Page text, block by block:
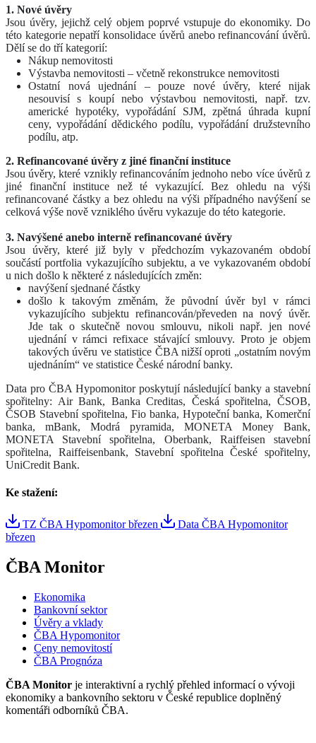
1. Nové úvěry
Jsou úvěry, jejichž celý objem poprvé vstupuje do ekonomiky. Do
této kategorie nepatří konsolidace úvěrů anebo refinancování úvěrů.
Dělí se do tří kategorií:
Nákup nemovitosti
Výstavba nemovitosti – včetně rekonstrukce nemovitosti
Ostatní nová ujednání – pouze nové úvěry, které nijak
nesouvisí s koupí nebo výstavbou nemovitosti, např. tzv.
americké hypotéky, vypořádání SJM, zpětná úhrada kupní
ceny, vypořádání dědického podílu, vypořádání družstevního
podílu, atp.
2. Refinancované úvěry z jiné finanční instituce
Jsou úvěry, které vznikly refinancováním jednoho nebo více úvěrů z
jiné finanční instituce než té vykazující. Bez ohledu na výši
refinancované částky a bez ohledu na výši případného navýšení se
celková výše nově vzniklého úvěru vykazuje do této kategorie.
3. Navýšené anebo interně refinancované úvěry
Jsou úvěry, které již byly v předchozím vykazovaném období
součástí portfolia vykazujícího subjektu, a ve vykazovaném období
u nich došlo k některé z následujících změn:
navýšení sjednané částky
došlo k takovým změnám, že původní úvěr byl v rámci
vykazujícího subjektu refinancován/převeden na nový úvěr.
Jde tak o skutečně novou smlouvu, nikoli např. jen nové
ujednání v rámci refixace stávající smlouvy. Proto je objem
takových úvěru ve statistice ČBA nižší oproti „ostatním novým
ujednáním“ ve statistice České národní banky.
Data pro ČBA Hypomonitor poskytují následující banky a stavební
spořitelny: Air Bank, Banka Creditas, Česká spořitelna, ČSOB,
ČSOB Stavební spořitelna, Fio banka, Hypoteční banka, Komerční
banka, mBank, Modrá pyramida, MONETA Money Bank,
MONETA Stavební spořitelna, Oberbank, Raiffeisen stavební
spořitelna, Raiffeisenbank, Stavební spořitelna České spořitelny,
UniCredit Bank.
Ke stažení:
TZ ČBA Hypomonitor březen
Data ČBA Hypomonitor
březen
ČBA Monitor
Ekonomika
Bankovní sektor
Úvěry a vklady
ČBA Hypomonitor
Ceny nemovitostí
ČBA Prognóza
ČBA Monitor je interaktivní a rychlý přehled informací o vývoji
ekonomiky a bankovního sektoru v České republice doplněný
komentáři odborníků ČBA.